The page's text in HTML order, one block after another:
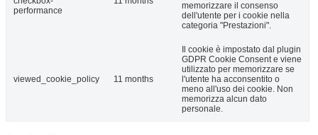
performance
memorizzare il consenso
dell'utente per i cookie nella
categoria "Prestazioni".
viewed_cookie_policy 11 months
Il cookie è impostato dal plugin
GDPR Cookie Consent e viene
utilizzato per memorizzare se
l'utente ha acconsentito o
meno all'uso dei cookie. Non
memorizza alcun dato
personale.